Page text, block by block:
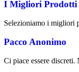
I Migliori Prodotti
Selezioniamo i migliori
Pacco Anonimo
Ci piace essere